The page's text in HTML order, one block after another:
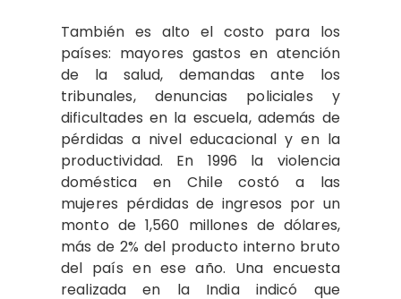
También es alto el costo para los
países: mayores gastos en atención
de la salud, demandas ante los
tribunales, denuncias policiales y
dificultades en la escuela, además de
pérdidas a nivel educacional y en la
productividad. En 1996 la violencia
doméstica en Chile costó a las
mujeres pérdidas de ingresos por un
monto de 1,560 millones de dólares,
más de 2% del producto interno bruto
del país en ese año. Una encuesta
realizada en la India indicó que